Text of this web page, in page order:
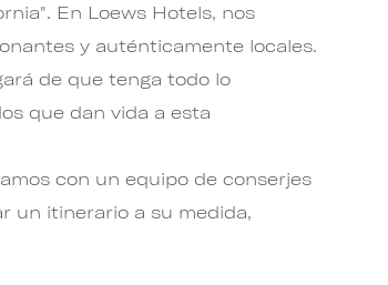
En Loews Hotels, nos
y auténticamente locales.
de que tenga todo lo
que dan vida a esta
con un equipo de conserjes
un itinerario a su medida,